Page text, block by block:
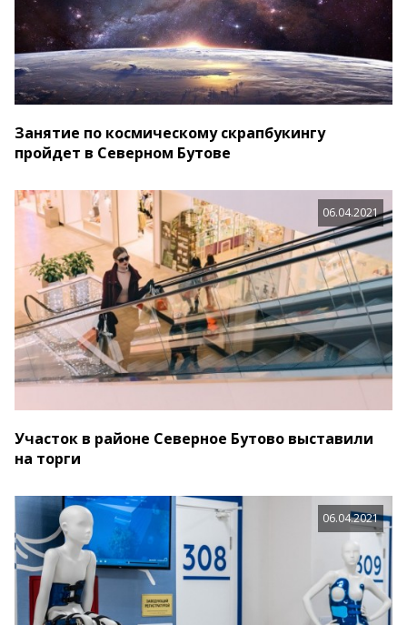
Занятие по космическому скрапбукингу
пройдет в Северном Бутове
06.04.2021
Участок в районе Северное Бутово выставили
на торги
06.04.2021